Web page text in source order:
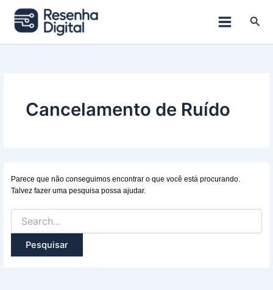
para
Cancelamento de Ruído
Parece que não conseguimos encontrar o que você está procurando.
Talvez fazer uma pesquisa possa ajudar.
por: